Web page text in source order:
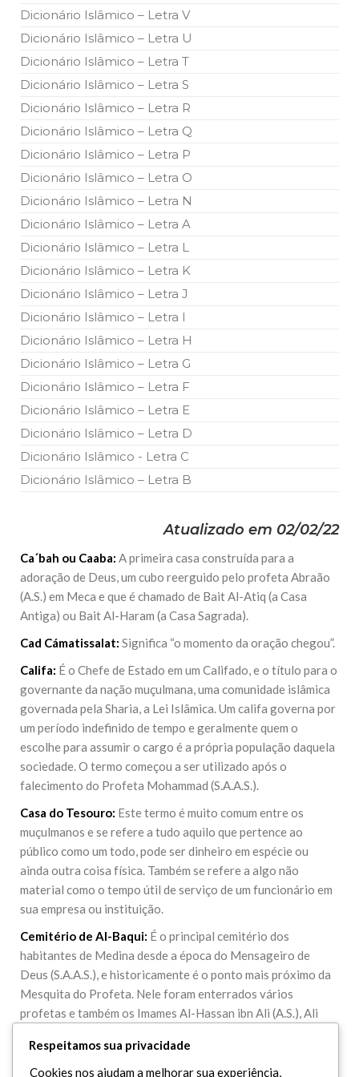
10 DE NOVEMBRO DE 2013
(A.S.)
Em nome de Deus, o Clemente, o Misericordioso! Diante da
muçulmanos, o Imam Ali Ibn Al-Hussein Ibn Ali Ibn Abi Táleb
NOTÍCIAS
Centro Islâmico no Brasil recebe o ex-
ministro das Relações Exteriores da
Na noite da quinta-feira, 03 de Abril, o Centro Islâmico no
Relações Exteriores da República Islâmica do Irã, Sr. Kamal
Dicionário Islâmico – Letra V
Dicionário Islâmico – Letra U
Dicionário Islâmico – Letra T
Dicionário Islâmico – Letra S
Dicionário Islâmico – Letra R
Dicionário Islâmico – Letra Q
Dicionário Islâmico – Letra P
Dicionário Islâmico – Letra O
Dicionário Islâmico – Letra N
Dicionário Islâmico – Letra A
Dicionário Islâmico – Letra L
Dicionário Islâmico – Letra K
Dicionário Islâmico – Letra J
Dicionário Islâmico – Letra I
Dicionário Islâmico – Letra H
Dicionário Islâmico – Letra G
Dicionário Islâmico – Letra F
Dicionário Islâmico – Letra E
Dicionário Islâmico – Letra D
Dicionário Islâmico - Letra C
Dicionário Islâmico – Letra B
Atualizado em 02/02/22
Ca´bah ou Caaba: A primeira casa construída para a
adoração de Deus, um cubo reerguido pelo profeta Abraão
(A.S.) em Meca e que é chamado de Bait Al-Atiq (a Casa
Antiga) ou Bait Al-Haram (a Casa Sagrada).
Cad Cámatissalat: Significa “o momento da oração chegou”.
Califa: É o Chefe de Estado em um Califado, e o título para o
governante da nação muçulmana, uma comunidade islâmica
governada pela Sharia, a Lei Islâmica. Um califa governa por
um período indefinido de tempo e geralmente quem o
escolhe para assumir o cargo é a própria população daquela
sociedade. O termo começou a ser utilizado após o
falecimento do Profeta Mohammad (S.A.A.S.).
Casa do Tesouro: Este termo é muito comum entre os
muçulmanos e se refere a tudo aquilo que pertence ao
público como um todo, pode ser dinheiro em espécie ou
ainda outra coisa física. Também se refere a algo não
material como o tempo útil de serviço de um funcionário em
sua empresa ou instituição.
Cemitério de Al-Baqui: É o principal cemitério dos
habitantes de Medina desde a época do Mensageiro de
Deus (S.A.A.S.), e historicamente é o ponto mais próximo da
Mesquita do Profeta. Nele foram enterrados vários
profetas e também os Imames Al-Hassan ibn Ali (A.S.), Ali
Assadiq (A.S.). Está localizado na Arábia Saudita.
Respeitamos sua privacidade
Cookies nos ajudam a melhorar sua experiência,